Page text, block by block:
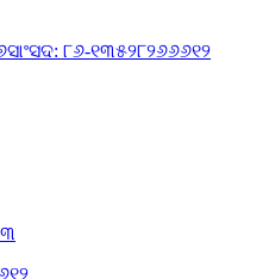
ସାଂସଦ: ୮୬-୧୩୫୨୮୨୬୬୬୧୨